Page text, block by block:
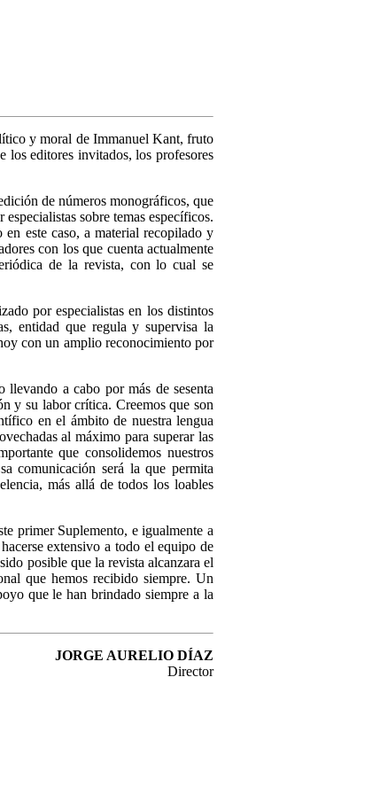
y moral de Immanuel Kant, fruto
los editores invitados, los profesores
de números monográficos, que
sobre temas específicos.
este caso, a material recopilado y
con los que cuenta actualmente
de la revista, con lo cual se
por especialistas en los distintos
entidad que regula y supervisa la
con un amplio reconocimiento por
a cabo por más de sesenta
y su labor crítica. Creemos que son
en el ámbito de nuestra lengua
al máximo para superar las
que consolidemos nuestros
comunicación será la que permita
más allá de todos los loables
primer Suplemento, e igualmente a
extensivo a todo el equipo de
posible que la revista alcanzara el
que hemos recibido siempre. Un
que le han brindado siempre a la
JORGE AURELIO DÍAZ
Director